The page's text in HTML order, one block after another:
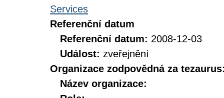
Services
Referenční datum
Referenční datum: 2008-12-03
Událost: zveřejnění
Organizace zodpovědná za
Název organizace: